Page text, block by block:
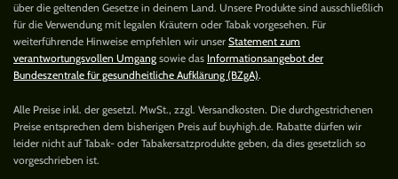
über die geltenden Gesetze in deinem Land. Unsere Produkte sind ausschließlich
für die Verwendung mit legalen Kräutern oder Tabak vorgesehen. Für
weiterführende Hinweise empfehlen wir unser Statement zum
verantwortungsvollen Umgang sowie das Informationsangebot der
Bundeszentrale für gesundheitliche Aufklärung (BZgA).
Alle Preise inkl. der gesetzl. MwSt., zzgl. Versandkosten. Die durchgestrichenen
Preise entsprechen dem bisherigen Preis auf buyhigh.de. Rabatte dürfen wir
leider nicht auf Tabak- oder Tabakersatzprodukte geben, da dies gesetzlich so
vorgeschrieben ist.